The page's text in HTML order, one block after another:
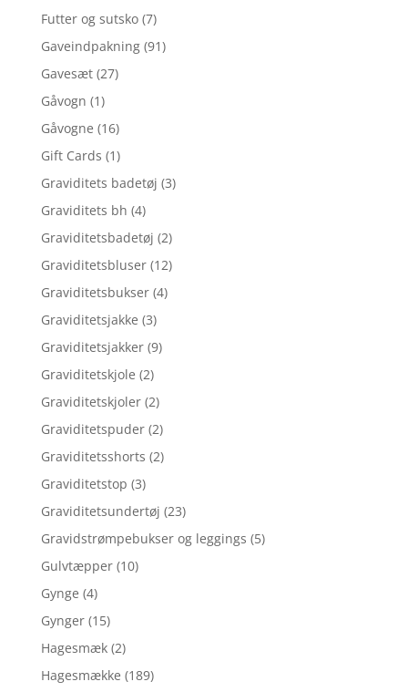
Futter og sutsko (7)
Gaveindpakning (91)
Gavesæt (27)
Gåvogn (1)
Gåvogne (16)
Gift Cards (1)
Graviditets badetøj (3)
Graviditets bh (4)
Graviditetsbadetøj (2)
Graviditetsbluser (12)
Graviditetsbukser (4)
Graviditetsjakke (3)
Graviditetsjakker (9)
Graviditetskjole (2)
Graviditetskjoler (2)
Graviditetspuder (2)
Graviditetsshorts (2)
Graviditetstop (3)
Graviditetsundertøj (23)
Gravidstrømpebukser og leggings (5)
Gulvtæpper (10)
Gynge (4)
Gynger (15)
Hagesmæk (2)
Hagesmække (189)